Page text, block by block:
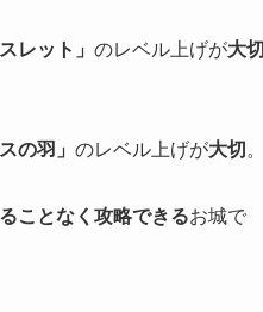
レット」 のレベル上げが大切
の羽」 のレベル上げが大切 。
ことなく攻略できるお城で